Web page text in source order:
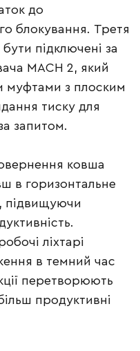
до
блокування. Третя
підключені за
MACH 2, який
муфтами з плоским
тиску для
запитом.
ковша
в горизонтальне
підвищуючи
ліхтарі
в темний час
перетворюють
продуктивні